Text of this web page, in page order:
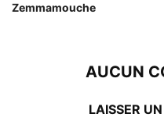
Zemmamouche
AUCUN
LAISSER